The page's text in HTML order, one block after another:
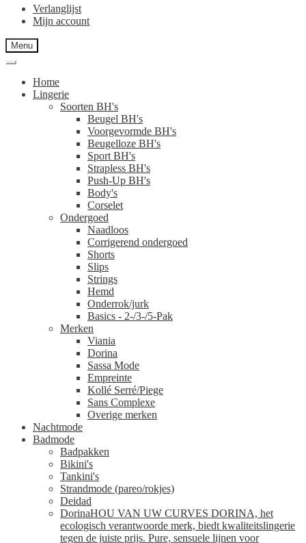
Verlanglijst
Mijn account
Menu
Home
Lingerie
Soorten BH's
Beugel BH's
Voorgevormde BH's
Beugelloze BH's
Sport BH's
Strapless BH's
Push-Up BH's
Body's
Corselet
Ondergoed
Naadloos
Corrigerend ondergoed
Shorts
Slips
Strings
Hemd
Onderrok/jurk
Basics - 2-/3-/5-Pak
Merken
Viania
Dorina
Sassa Mode
Empreinte
Kollé Serré/Piege
Sans Complexe
Overige merken
Nachtmode
Badmode
Badpakken
Bikini's
Tankini's
Strandmode (pareo/rokjes)
Deidad
DorinaHOU VAN UW CURVES DORINA, het
ecologisch verantwoorde merk, biedt kwaliteitslingerie
tegen de juiste prijs. Pure, sensuele lijnen voor